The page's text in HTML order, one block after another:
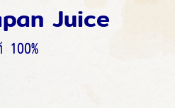
Juice